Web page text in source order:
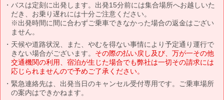
バスは定刻に出発します。出発15分前には集合場所へお越しいた
だき、お乗り遅れには十分ご注意ください。
※出発時間に間に合わずご乗車できなかった場合の返金はござい
ません。
天候や道路状況、また、やむを得ない事情により予定通り運行で
きない場合がございます。 その際の払い戻し及び、万が一その他
交通機関の利用、宿泊が生じた場合でも弊社は一切その請求には
応じられませんので予めご了承ください。
緊急連絡先は、出発当日のキャンセル受付専用です。ご乗車場所
の案内はできかねます。